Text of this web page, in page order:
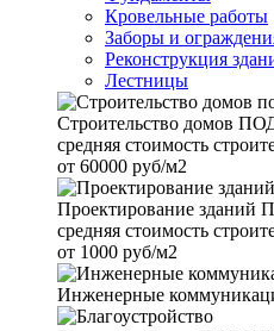
Кровельные работы
Заборы и
Реконструкция
Лестницы
Строительство домов
средняя стоимость
от 60000 руб/м2
Проектирование зданий
средняя стоимость
от 1000 руб/м2
Инженерные